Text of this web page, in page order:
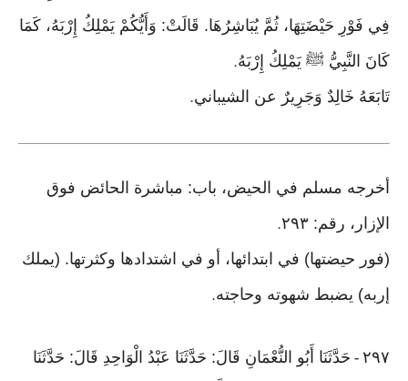
فِي فَوْرِ حَيْضَتِهَا، ثُمَّ يُبَاشِرُهَا. قَالَتْ: وَأَيُّكُمْ يَمْلِكُ إِرْبَهُ، كَمَا
كَانَ النَّبِيُّ ﷺ يَمْلِكُ إِرْبَهُ.
تَابَعَهُ خَالِدٌ وَجَرِيرٌ عن الشيباني.
أخرجه مسلم في الحيض، باب: مباشرة الحائض فوق
الإزار، رقم: ٢٩٣
.
(فور حيضتها) في ابتدائها، أو في اشتدادها وكثرتها. (يملك
إربه) يضبط شهوته وحاجته.
٢٩٧ - حَدَّثَنَا أَبُو النُّعْمَانِ قَالَ: حَدَّثَنَا عَبْدُ الْوَاحِدِ قَالَ: حَدَّثَنَا